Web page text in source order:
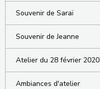
Souvenir de Saraï
Souvenir de Jeanne
Atelier du 28 février 2020
Ambiances d'atelier